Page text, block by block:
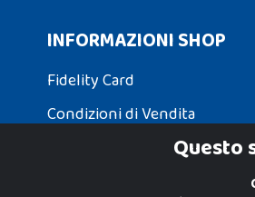
INFORMAZIONI SHOP
Fidelity Card
Condizioni di Vendita
Questo